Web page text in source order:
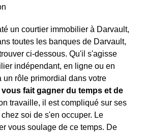
un courtier immobilier à Darvault,
toutes les banques de Darvault,
ci-dessous. Qu'il s'agisse
indépendant, en ligne ou en
un rôle primordial dans votre
vous fait gagner du temps et de
travaille, il est compliqué sur ses
soi de s'en occuper. Le
vous soulage de ce temps. De